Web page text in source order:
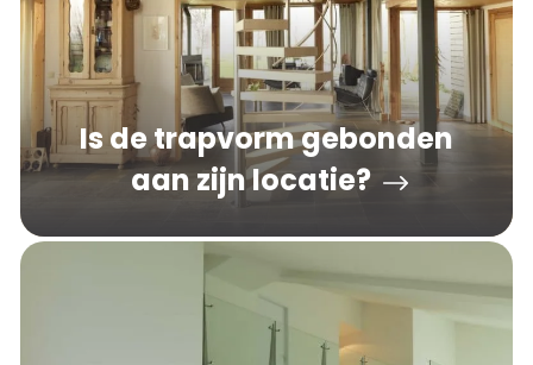
Is de trapvorm gebonden
aan zijn locatie?